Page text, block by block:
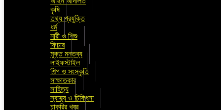
কৃষি
তথ্য প্রযুক্তি
ধর্ম
নারী ও শিশু
ফিচার
মুক্ত মন্তব্য
লাইফস্টাইল
শিল্প ও সংস্কৃতি
সাক্ষাতকার
সাহিত্য
স্বাস্থ্য ও চিকিৎসা
চাকুরির খবর